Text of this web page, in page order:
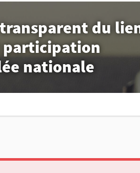
du
participation
nationale